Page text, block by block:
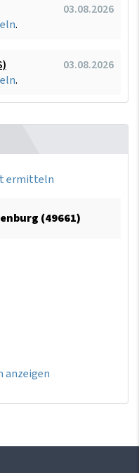
03.08.2026
.
03.08.2026
.
ermitteln
(49661)
anzeigen